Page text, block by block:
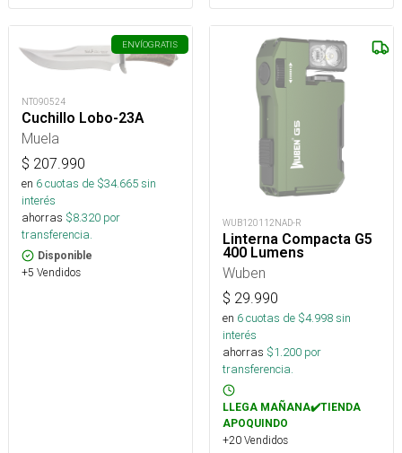
ENVÍOGRATIS
NT090524
Cuchillo Lobo-23A
Muela
$ 207.990
en 6cuotas de $34.665sin
interés
ahorras $8.320 por
transferencia.
Disponible
+5 Vendidos
WUB120112NAD-R
Linterna Compacta G5
400 Lumens
Wuben
$ 29.990
en 6cuotas de $4.998sin
interés
ahorras $1.200 por
transferencia.
LLEGA MAÑANA✔️TIENDA
APOQUINDO
+20 Vendidos